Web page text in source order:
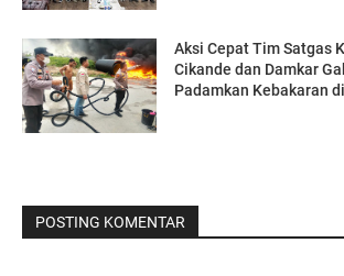
Aksi Cepat Tim Satgas
Cikande dan Damkar
Padamkan Kebakaran
POSTING KOMENTAR